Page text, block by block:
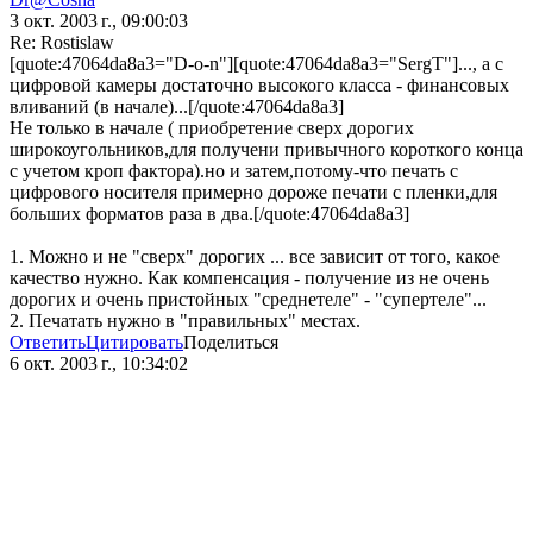
3 окт. 2003 г., 09:00:03
Re: Rostislaw
[quote:47064da8a3="D-o-n"][quote:47064da8a3="SergT"]..., а с
цифровой камеры достаточно высокого класса - финансовых
вливаний (в начале)...[/quote:47064da8a3]
Не только в начале ( приобретение сверх дорогих
широкоугольников,для получени привычного короткого конца
с учетом кроп фактора).но и затем,потому-что печать с
цифрового носителя примерно дороже печати с пленки,для
больших форматов раза в два.[/quote:47064da8a3]
1. Можно и не "сверх" дорогих ... все зависит от того, какое
качество нужно. Как компенсация - получение из не очень
дорогих и очень пристойных "среднетеле" - "супертеле"...
2. Печатать нужно в "правильных" местах.
ОтветитьЦитироватьПоделиться
6 окт. 2003 г., 10:34:02